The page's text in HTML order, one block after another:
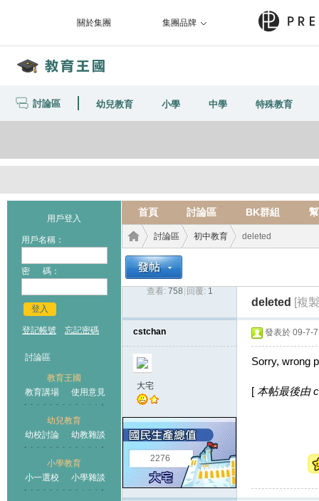
關於集團 集團品牌
討論區 幼兒教育 小學 中學 特殊教育
用戶登入
用戶名稱：
密 碼：
登入
登記帳號 忘記密碼
討論區
教育王國
教育講場
使用意見
幼兒教育
幼校討論
幼教雜談
小學教育
小一選校
小學雜談
首頁 討論區 BK群組
王國
討論區
›
初中教育 deleted
查看: 758 回覆: 1
deleted [複
cstchan
大宅
2276
發表於 09-7-
Sorry, wrong
[ 本帖最後由